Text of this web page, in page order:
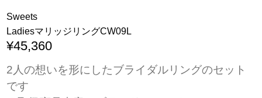
Sweets
LadiesマリッジリングCW09L
¥45,360
2人の想いを形にしたブライダルリングのセット
です